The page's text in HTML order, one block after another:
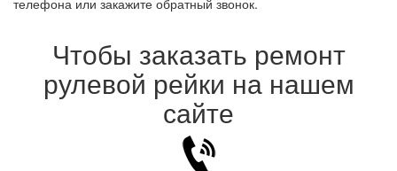
телефона или закажите обратный звонок.
Чтобы заказать ремонт
рулевой рейки на нашем
сайте